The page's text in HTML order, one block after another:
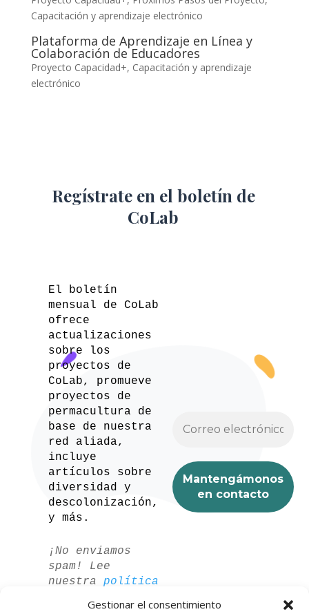
Gestionar el consentimiento
Capacitación y aprendizaje electrónico
Plataforma de Aprendizaje en Línea y
Colaboración de Educadores
Proyecto Capacidad+, Capacitación y aprendizaje
electrónico
Regístrate en el boletín de
CoLab
El boletín
mensual de CoLab
ofrece
actualizaciones
sobre los
proyectos de
CoLab, promueve
proyectos de
permacultura de
base de nuestra
red aliada,
incluye
artículos sobre
diversidad y
descolonización,
y más.
¡No enviamos
spam! Lee
nuestra política